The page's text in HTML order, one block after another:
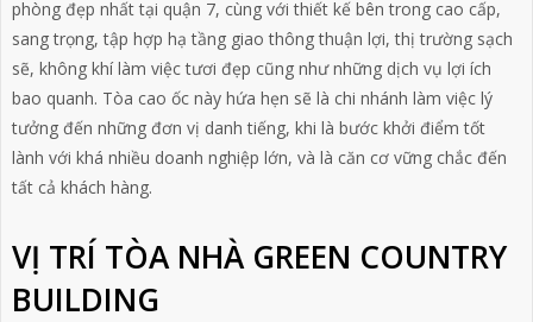
phòng đẹp nhất tại quận 7, cùng với thiết kế bên trong cao cấp,
sang trọng, tập hợp hạ tầng giao thông thuận lợi, thị trường sạch
sẽ, không khí làm việc tươi đẹp cũng như những dịch vụ lợi ích
bao quanh. Tòa cao ốc này hứa hẹn sẽ là chi nhánh làm việc lý
tưởng đến những đơn vị danh tiếng, khi là bước khởi điểm tốt
lành với khá nhiều doanh nghiệp lớn, và là căn cơ vững chắc đến
tất cả khách hàng.
VỊ TRÍ TÒA NHÀ GREEN COUNTRY
BUILDING